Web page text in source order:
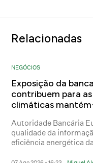
Relacionadas
NEGÓCIOS
Exposição da
contribuem para
climáticas
Autoridade Bancária
qualidade da
eficiência energética